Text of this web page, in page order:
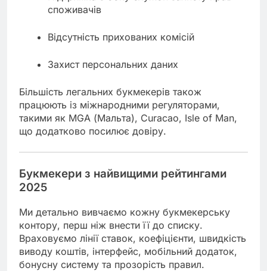
споживачів
Відсутність прихованих комісій
Захист персональних даних
Більшість легальних букмекерів також
працюють із міжнародними регуляторами,
такими як MGA (Мальта), Curacao, Isle of Man,
що додатково посилює довіру.
Букмекери з найвищими рейтингами
2025
Ми детально вивчаємо кожну букмекерську
контору, перш ніж внести її до списку.
Враховуємо лінії ставок, коефіцієнти, швидкість
виводу коштів, інтерфейс, мобільний додаток,
бонусну систему та прозорість правил.